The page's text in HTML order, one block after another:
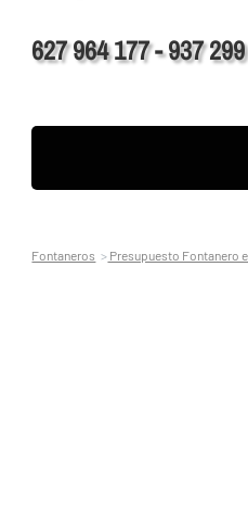
627 964 177 - 937
Fontaneros Presupuesto Fontanero